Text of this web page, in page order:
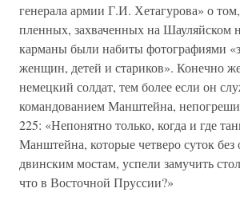
генерала армии Г.И. Хетагурова» о
пленных, захваченных на Шауляйском
карманы были набиты фотографиями
женщин, детей и стариков». Конечно
немецкий солдат, тем более если он
командованием Манштейна,
225: «Непонятно только, когда и где
Манштейна, которые четверо суток без
двинским мостам, успели замучить
что в Восточной Пруссии?»